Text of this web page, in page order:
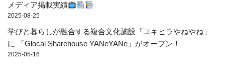
メディア掲載実績
2025-08-25
学びと暮らしが融合する複合文化施設「ユキヒラやねやね」
に 「Glocal Sharehouse YANeYANe」がオープン！
2025-05-16